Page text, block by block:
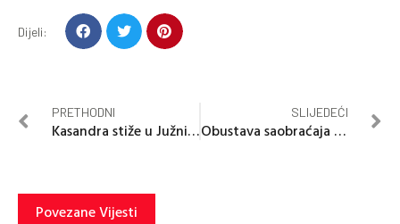
Dijeli:
PRETHODNI
Kasandra stiže u Južni vetar 3?(FOTO; VIDEO)
SLIJEDEĆI
Obustava saobraćaja u Banjaluci u nedjelju
Povezane Vijesti